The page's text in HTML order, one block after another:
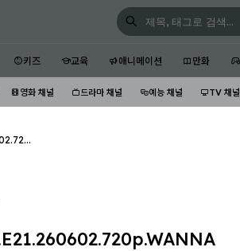
키즈 교육 애니메이션 만화
영화 채널 드라마 채널 예능 채널 TV 채널
.E21.260602.720p.WANNA